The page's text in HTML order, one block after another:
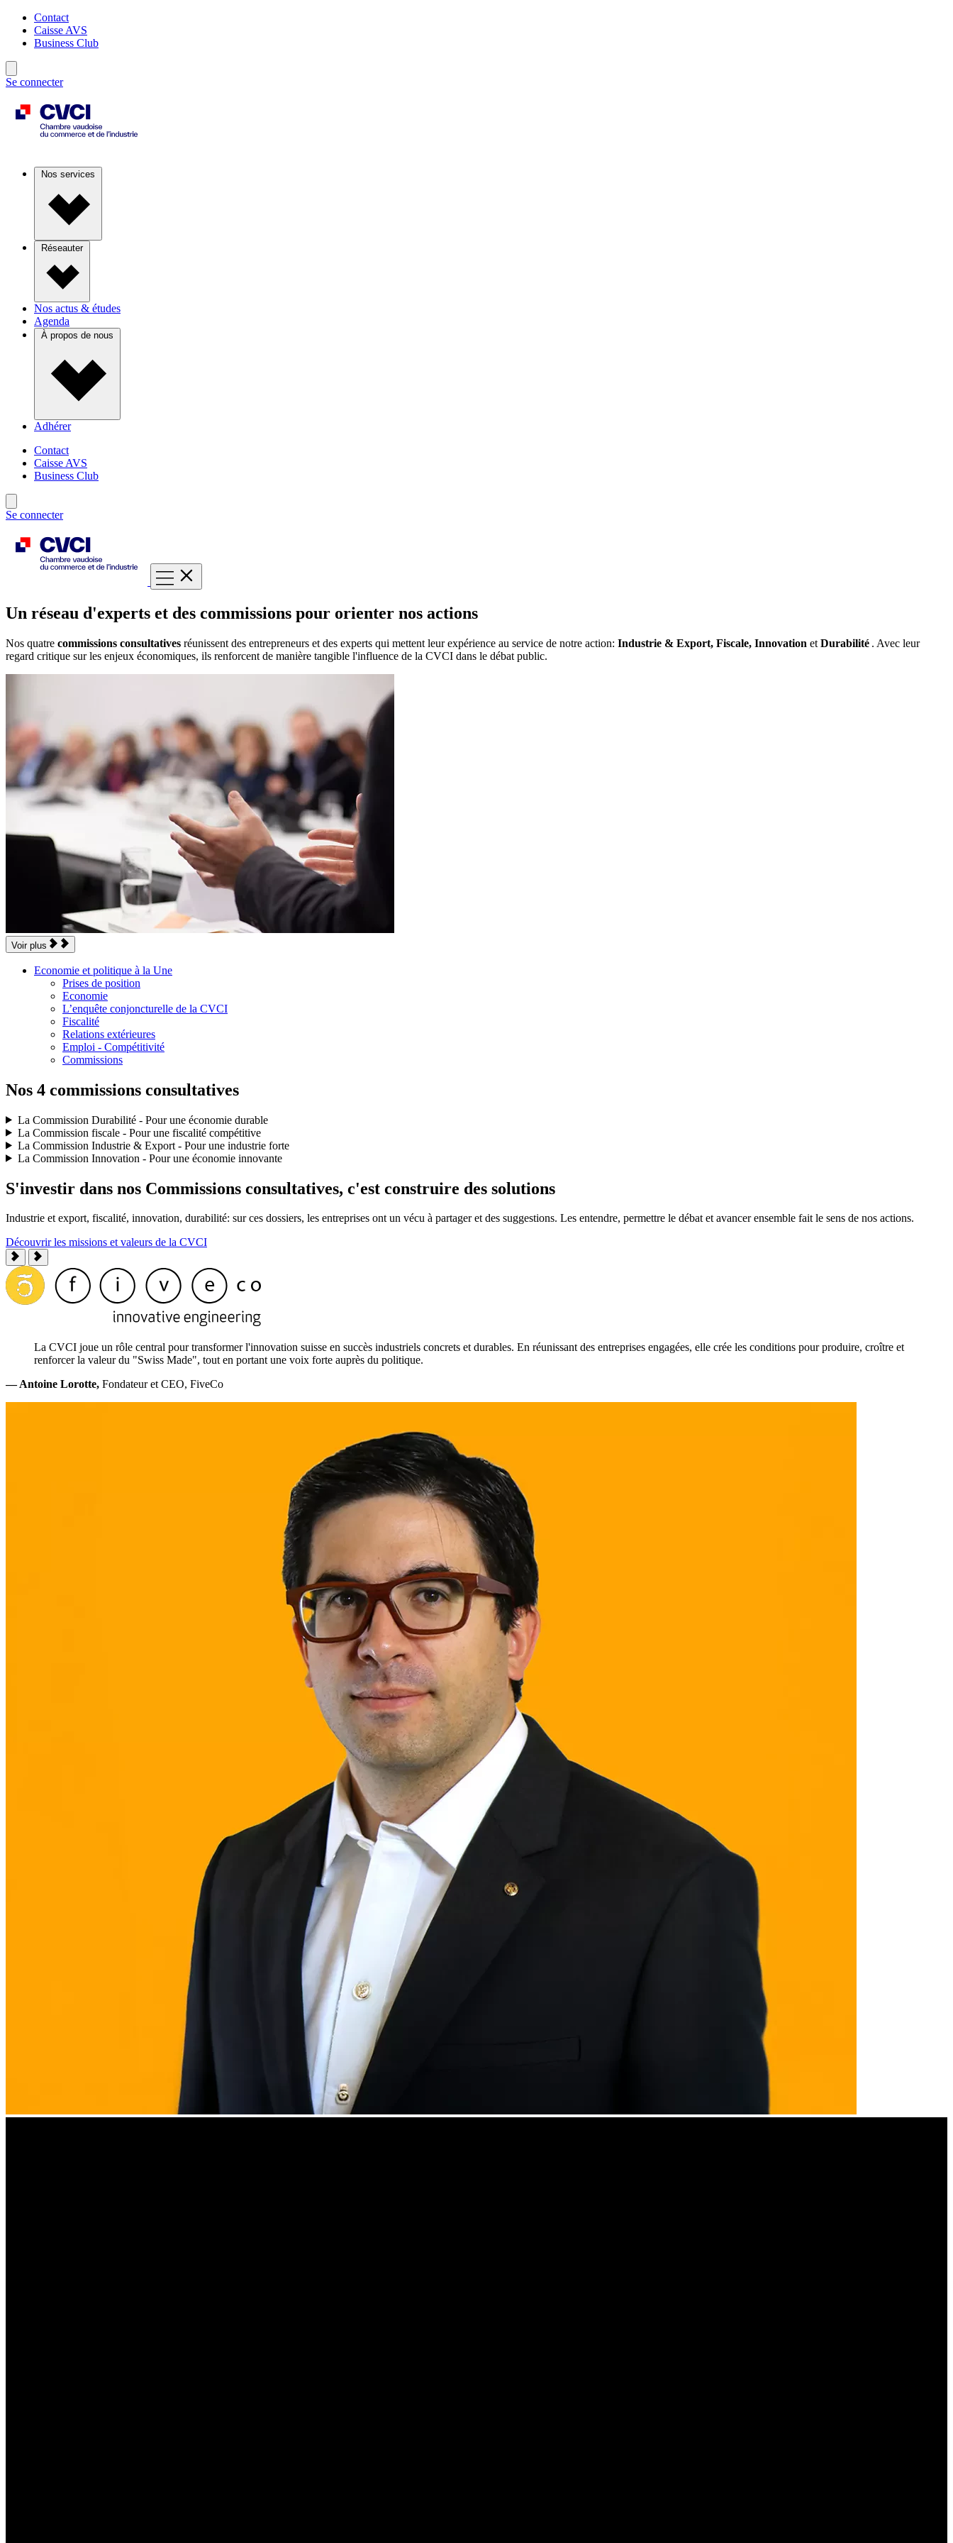
Contact
Caisse AVS
Business Club
Se connecter
Nos services
Réseauter
Nos actus & études
Agenda
À propos de nous
Adhérer
Contact
Caisse AVS
Business Club
Se connecter
Un réseau d'experts et des commissions pour orienter nos actions
Nos quatre commissions consultatives réunissent des entrepreneurs et des experts qui mettent leur expérience au service de notre action: Industrie & Export, Fiscale, Innovation et Durabilité . Avec leur
regard critique sur les enjeux économiques, ils renforcent de manière tangible l'influence de la CVCI dans le débat public.
Voir plus
Economie et politique à la Une
Prises de position
Economie
L’enquête conjoncturelle de la CVCI
Fiscalité
Relations extérieures
Emploi - Compétitivité
Commissions
Nos 4 commissions consultatives
La Commission Durabilité - Pour une économie durable
La Commission fiscale - Pour une fiscalité compétitive
La Commission Industrie & Export - Pour une industrie forte
La Commission Innovation - Pour une économie innovante
S'investir dans nos Commissions consultatives, c'est construire des solutions
Industrie et export, fiscalité, innovation, durabilité: sur ces dossiers, les entreprises ont un vécu à partager et des suggestions. Les entendre, permettre le débat et avancer ensemble fait le sens de nos actions.
Découvrir les missions et valeurs de la CVCI
La CVCI joue un rôle central pour transformer l'innovation suisse en succès industriels concrets et durables. En réunissant des entreprises engagées, elle crée les conditions pour produire, croître et
renforcer la valeur du "Swiss Made", tout en portant une voix forte auprès du politique.
— Antoine Lorotte, Fondateur et CEO, FiveCo